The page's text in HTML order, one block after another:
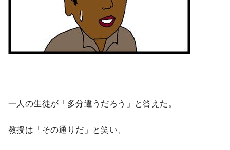
一人の生徒が「多分違うだろう」と答えた。
教授は「その通りだ」と笑い、